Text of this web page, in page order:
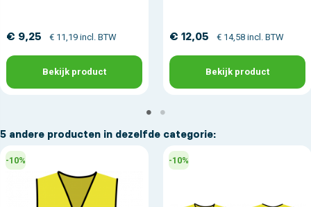
€ 9,25 € 11,19 incl. BTW
Bekijk product
€ 12,05 € 14,58 incl. BTW
Bekijk product
5 andere producten in dezelfde categorie:
-10% -10%